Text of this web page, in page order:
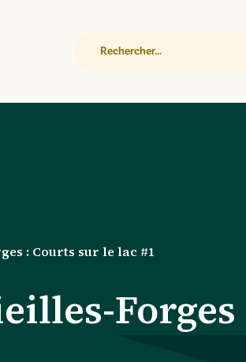
: Courts sur le lac #1
Forges